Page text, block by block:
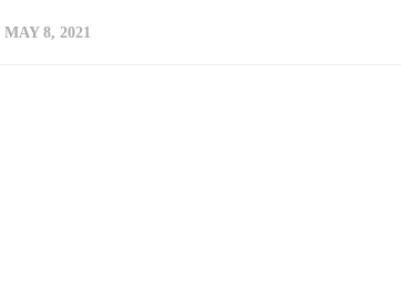
MAY 8, 2021